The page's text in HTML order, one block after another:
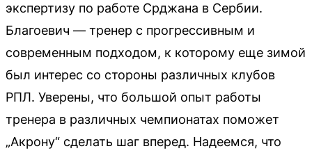
экспертизу по работе Срджана в Сербии.
Благоевич — тренер с прогрессивным и
современным подходом, к которому еще зимой
был интерес со стороны различных клубов
РПЛ. Уверены, что большой опыт работы
тренера в различных чемпионатах поможет
„Акрону“ сделать шаг вперед. Надеемся, что